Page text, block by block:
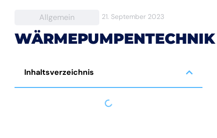
Allgemein 21. September 2023
WÄRMEPUMPENTECHNIK
Inhaltsverzeichnis